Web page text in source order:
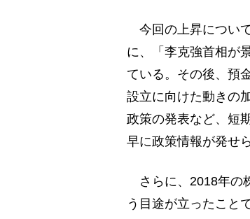
今回の上昇につい
に、「李克強首相が
ている。その後、預
設立に向けた動きの
政策の発表など、短
早に政策情報が発せ
さらに、2018年の
う目途が立ったこと